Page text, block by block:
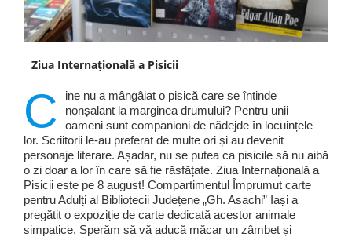
Ziua Internațională a Pisicii
C
ine nu a mângâiat o pisică care se întinde
nonșalant la marginea drumului? Pentru unii
oameni sunt companioni de nădejde în locuințele
lor. Scriitorii le-au preferat de multe ori și au devenit
personaje literare. Așadar, nu se putea ca pisicile să nu aibă
o zi doar a lor în care să fie răsfățate. Ziua Internațională a
Pisicii este pe 8 august! Compartimentul Împrumut carte
pentru Adulți al Bibliotecii Județene „Gh. Asachi” Iași a
pregătit o expoziție de carte dedicată acestor animale
simpatice. Sperăm să vă aducă măcar un zâmbet și